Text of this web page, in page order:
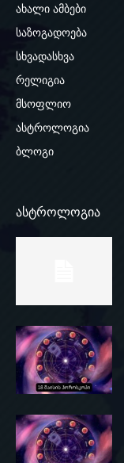
ახალი ამბები
საზოგადოება
სხვადასხვა
რელიგია
მსოფლიო
ასტროლოგია
ბლოგი
ასტროლოგია